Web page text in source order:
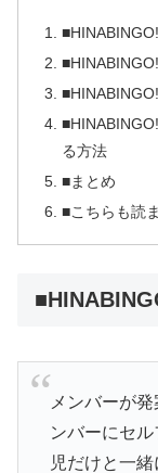
る方法
■まとめ
■こちらも読
メンバーが
ンバーにセ
児だけと一緒